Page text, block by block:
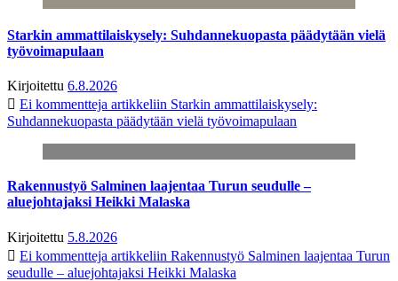
Starkin ammattilaiskysely: Suhdannekuopasta päädytään vielä
työvoimapulaan
Kirjoitettu 6.8.2026
Ei kommentteja artikkeliin Starkin ammattilaiskysely:
Suhdannekuopasta päädytään vielä työvoimapulaan
Rakennustyö Salminen laajentaa Turun seudulle –
aluejohtajaksi Heikki Malaska
Kirjoitettu 5.8.2026
Ei kommentteja artikkeliin Rakennustyö Salminen laajentaa Turun
seudulle – aluejohtajaksi Heikki Malaska